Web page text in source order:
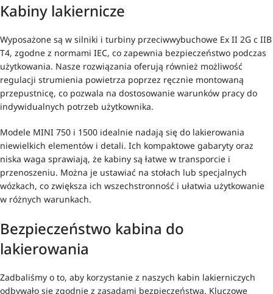
Kabiny lakiernicze
Wyposażone są w silniki i turbiny przeciwwybuchowe Ex II 2G c IIB
T4, zgodne z normami IEC, co zapewnia bezpieczeństwo podczas
użytkowania. Nasze rozwiązania oferują również możliwość
regulacji strumienia powietrza poprzez ręcznie montowaną
przepustnicę, co pozwala na dostosowanie warunków pracy do
indywidualnych potrzeb użytkownika.
Modele MINI 750 i 1500 idealnie nadają się do lakierowania
niewielkich elementów i detali. Ich kompaktowe gabaryty oraz
niska waga sprawiają, że kabiny są łatwe w transporcie i
przenoszeniu. Można je ustawiać na stołach lub specjalnych
wózkach, co zwiększa ich wszechstronność i ułatwia użytkowanie
w różnych warunkach.
Bezpieczeństwo kabina do
lakierowania
Zadbaliśmy o to, aby korzystanie z naszych kabin lakierniczych
odbywało się zgodnie z zasadami bezpieczeństwa. Kluczowe